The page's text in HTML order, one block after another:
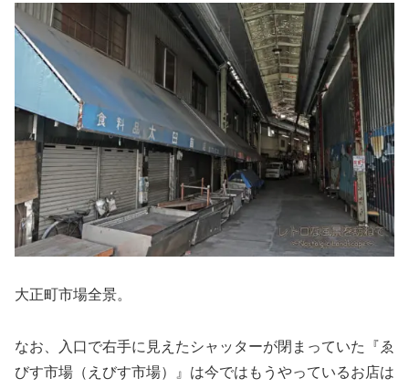
大正町市場全景。
なお、入口で右手に見えたシャッターが閉まっていた『ゑ
びす市場（えびす市場）』は今ではもうやっているお店は